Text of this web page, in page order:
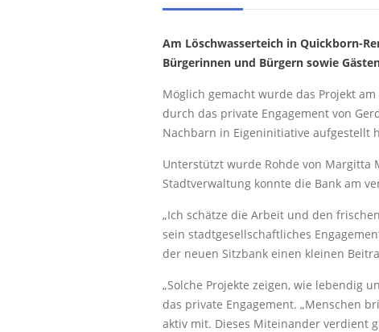
Am Löschwasserteich in Quickborn-
Bürgerinnen und Bürgern sowie
Möglich gemacht wurde das Projekt
durch das private Engagement von
Nachbarn in Eigeninitiative aufgestellt
Unterstützt wurde Rohde von Margitta
Stadtverwaltung konnte die Bank am
„Ich schätze die Arbeit und den
sein stadtgesellschaftliches
der neuen Sitzbank einen kleinen
„Solche Projekte zeigen, wie lebendig
das private Engagement. „Menschen
aktiv mit. Dieses Miteinander verdient